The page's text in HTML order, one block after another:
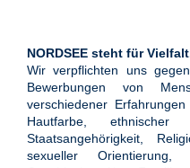
NORDSEE steht für
Wir verpflichten uns
Bewerbungen von
verschiedener
Hautfarbe, ethnischer
Staatsangehörigkeit,
sexueller Orientierung,